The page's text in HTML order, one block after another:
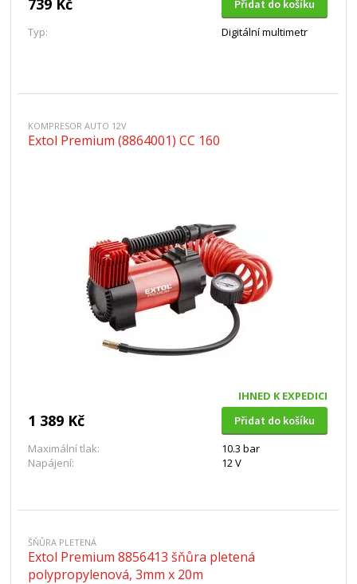
739 Kč
Přidat do košíku
Typ:
Digitální multimetr
KOMPRESOR AUTO 12V
Extol Premium (8864001) CC 160
IHNED K EXPEDICI
1 389 Kč
Přidat do košíku
Maximální tlak:
10.3 bar
Napájení:
12 V
ŠŇŮRA PLETENÁ
Extol Premium 8856413 šňůra pletená
polypropylenová, 3mm x 20m